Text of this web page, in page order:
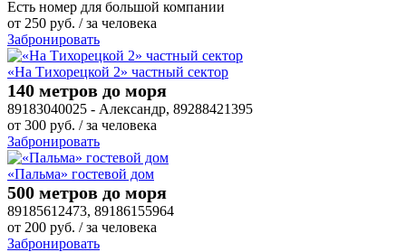
Есть номер для большой компании
от 250 руб. / за человека
Забронировать
«На Тихорецкой 2» частный сектор
140 метров до моря
89183040025 - Александр, 89288421395
от 300 руб. / за человека
Забронировать
«Пальма» гостевой дом
500 метров до моря
89185612473, 89186155964
от 200 руб. / за человека
Забронировать